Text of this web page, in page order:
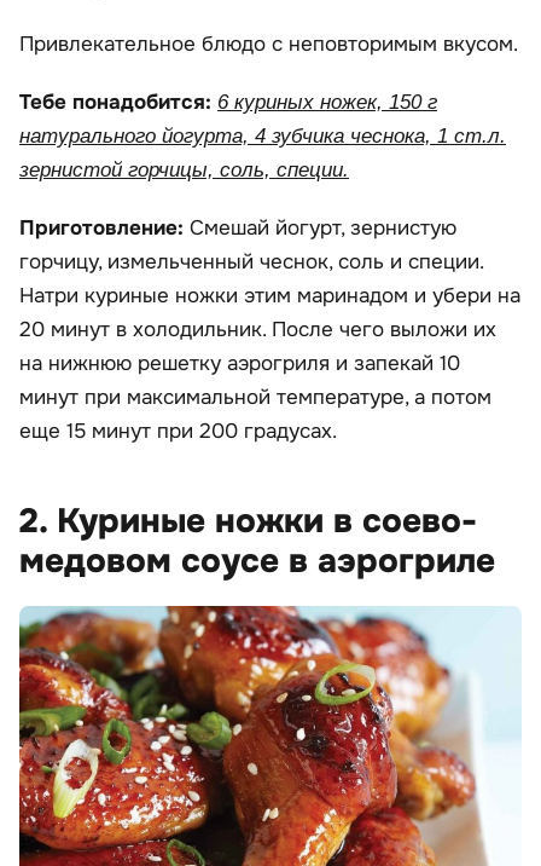
Привлекательное блюдо с неповторимым вкусом.
Тебе понадобится: 6 куриных ножек, 150 г
натурального йогурта, 4 зубчика чеснока, 1 ст.л.
зернистой горчицы, соль, специи.
Приготовление: Смешай йогурт, зернистую
горчицу, измельченный чеснок, соль и специи.
Натри куриные ножки этим маринадом и убери на
20 минут в холодильник. После чего выложи их
на нижнюю решетку аэрогриля и запекай 10
минут при максимальной температуре, а потом
еще 15 минут при 200 градусах.
2. Куриные ножки в соево-
медовом соусе в аэрогриле